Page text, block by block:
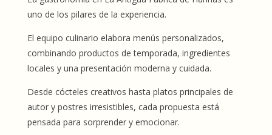
uno de los pilares de la experiencia.
El equipo culinario elabora menús personalizados,
combinando productos de temporada, ingredientes
locales y una presentación moderna y cuidada.
Desde cócteles creativos hasta platos principales de
autor y postres irresistibles, cada propuesta está
pensada para sorprender y emocionar.